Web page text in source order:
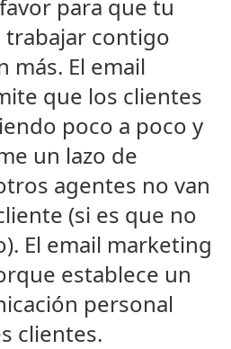
para que tu
contigo
más. El email
que los clientes
poco a poco y
un lazo de
agentes no van
(si es que no
El email marketing
establece un
personal
clientes.